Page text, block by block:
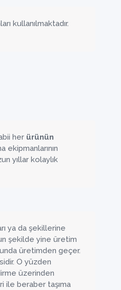
kullanılmaktadır.
her ürünün
ekipmanlarının
yıllar kolaylık
ya da şekillerine
şekilde yine üretim
üretimden geçer.
O yüzden
üzerinden
ile beraber taşıma